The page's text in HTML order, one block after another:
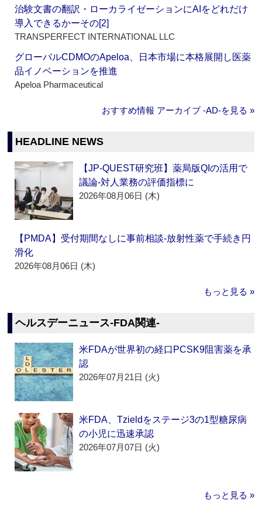
治験文書の翻訳・ローカライゼーションにAIをどれだけ
導入できるかーその[2]
TRANSPERFECT INTERNATIONAL LLC
グローバルCDMOのApeloa、日本市場に本格展開し医薬
品イノベーションを推進
Apeloa Pharmaceutical
おすすめ情報 アーカイブ ‐AD‐を見る »
HEADLINE NEWS
【JP-QUEST研究班】薬局版QIの活用で
議論‐対人業務の評価指標に
2026年08月06日 (木)
【PMDA】受付期間なしに事前相談‐放射性薬で手続き円
滑化
2026年08月06日 (木)
もっと見る »
ヘルスデーニュース‐FDA関連‐
米FDAが世界初の経口PCSK9阻害薬を承
認
2026年07月21日 (火)
米FDA、Tzieldをステージ3の1型糖尿病
の小児に迅速承認
2026年07月07日 (火)
もっと見る »